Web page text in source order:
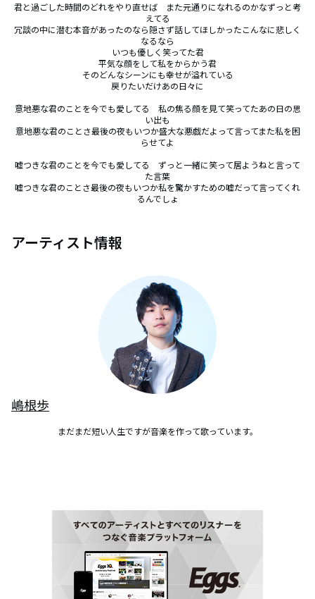
君と過ごした時間のどれをやり直せば　また元通りになれるのかなずっと考
えてる
冗談の中に潜む本音があったのなら隠さず話してほしかったこんなに悲しく
なるなら
いつも優しく笑ってた君
平気な顔をして私をからかう君
そのどんなシーンにも幸せが溢れている
戻りたいだけあの日々に
意地悪な君のことを今でも愛してる　私の焦る顔を見て笑ってたあの日の思
い出も
意地悪な君のことさ最後の夜もいつか盛大な悪戯だよって言ってまた私を困
らせてよ
嘘つきな君のことを今でも愛してる　ずっと一緒に笑って居ようねと言って
た言葉
嘘つきな君のことさ最後の夜もいつか私を驚かすための嘘だって言ってくれ
るんでしょ
アーティスト情報
嶋根歩
まだまだ短い人生ですが音楽を作って歌っています。